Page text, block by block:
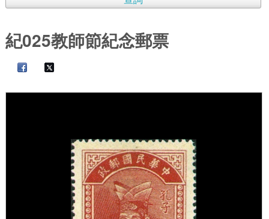
紀025教師節紀念郵票